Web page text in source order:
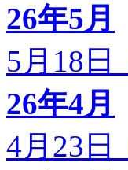
26年5月
5月18日
26年4月
4月23日